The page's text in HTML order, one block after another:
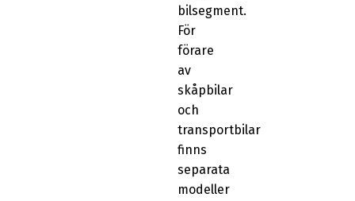
bilsegment.
För
förare
av
skåpbilar
och
transportbilar
finns
separata
modeller